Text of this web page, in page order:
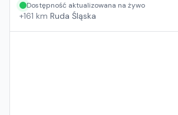
Dostępność aktualizowana na żywo
+161 km Ruda Śląska